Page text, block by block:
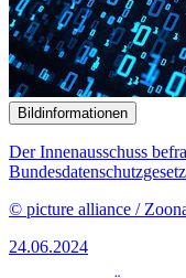
Bildinformationen
Der Innenausschuss
© picture alliance /
24.06.2024